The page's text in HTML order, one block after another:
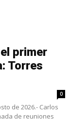
primer
Torres
0
de 2026.- Carlos
de reuniones